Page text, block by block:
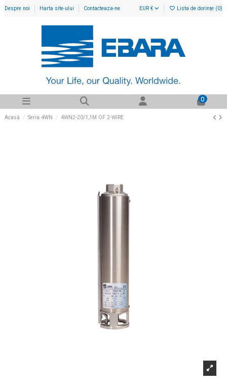
Despre noi Harta site-ului Contacteaza-ne EUR € Lista de dorințe (0)
0
Acasă Seria 4WN 4WN2-20/1,1M OF 2-WIRE